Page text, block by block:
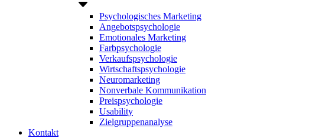
Psychologisches Marketing
Angebotspsychologie
Emotionales Marketing
Farbpsychologie
Verkaufspsychologie
Wirtschaftspsychologie
Neuromarketing
Nonverbale Kommunikation
Preispsychologie
Usability
Zielgruppenanalyse
Kontakt